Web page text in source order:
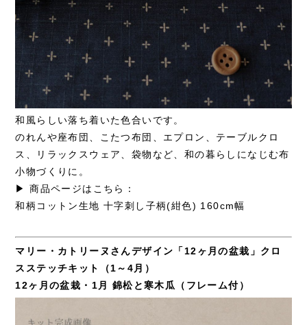
和風らしい落ち着いた色合いです。
のれんや座布団、こたつ布団、エプロン、テーブルクロ
ス、リラックスウェア、袋物など、和の暮らしになじむ布
小物づくりに。
▶ 商品ページはこちら：
和柄コットン生地 十字刺し子柄(紺色) 160cm幅
マリー・カトリーヌさんデザイン「12ヶ月の盆栽」クロ
スステッチキット（1～4月）
12ヶ月の盆栽・1月 錦松と寒木瓜（フレーム付）